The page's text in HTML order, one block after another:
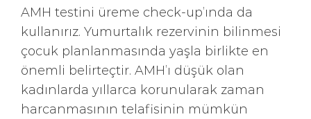
AMH testini üreme check-up’ında da
kullanırız. Yumurtalık rezervinin bilinmesi
çocuk planlanmasında yaşla birlikte en
önemli belirteçtir. AMH’ı düşük olan
kadınlarda yıllarca korunularak zaman
harcanmasının telafisinin mümkün